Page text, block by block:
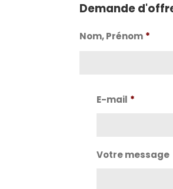
Demande
Nom, Prénom *
E-mail *
Votre message